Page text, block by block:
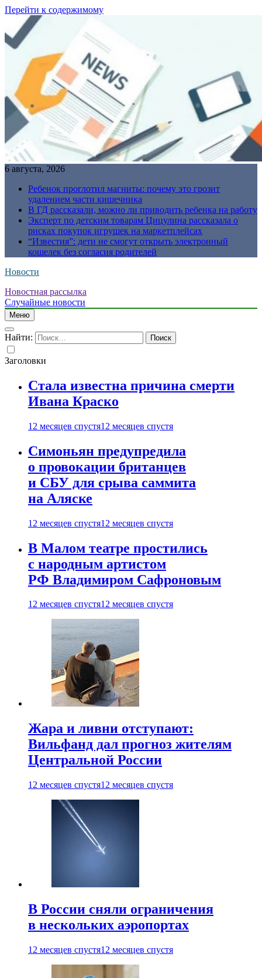
Перейти к содержимому
6 августа, 2026
Ребенок проглотил магниты: почему это грозит
удалением части кишечника
В ГД рассказали, можно ли приводить ребенка на работу
Эксперт по детским товарам Цицулина рассказала о
рисках покупок игрушек на маркетплейсах
“Известия”: дети не смогут открыть электронный
кошелек без согласия родителей
Новости
Новостная рассылка
Случайные новости
Меню
Найти:
Заголовки
Стала известна причина смерти
Ивана Краско
12 месяцев спустя12 месяцев спустя
Симоньян предупредила
о провокации британцев
и СБУ для срыва саммита
на Аляске
12 месяцев спустя12 месяцев спустя
В Малом театре простились
с народным артистом
РФ Владимиром Сафроновым
12 месяцев спустя12 месяцев спустя
Жара и ливни отступают:
Вильфанд дал прогноз жителям
Центральной России
12 месяцев спустя12 месяцев спустя
В России сняли ограничения
в нескольких аэропортах
12 месяцев спустя12 месяцев спустя